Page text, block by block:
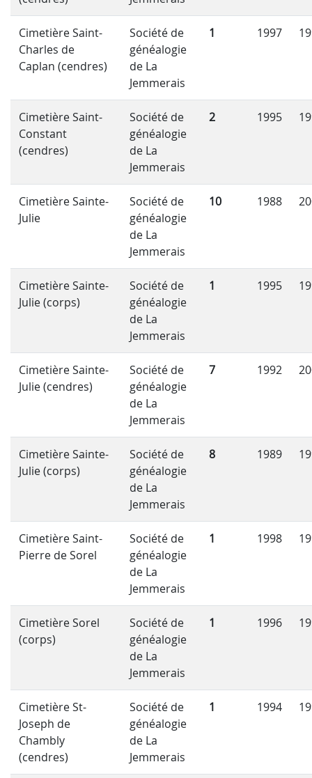
Cimetière Saint-
Charles de
Caplan (cendres)
Société de
généalogie
de La
Jemmerais
1 1997
Cimetière Saint-
Constant
(cendres)
Société de
généalogie
de La
Jemmerais
2 1995
Cimetière Sainte-
Julie
Société de
généalogie
de La
Jemmerais
10 1988
Cimetière Sainte-
Julie (corps)
Société de
généalogie
de La
Jemmerais
1 1995
Cimetière Sainte-
Julie (cendres)
Société de
généalogie
de La
Jemmerais
7 1992
Cimetière Sainte-
Julie (corps)
Société de
généalogie
de La
Jemmerais
8 1989
Cimetière Saint-
Pierre de Sorel
Société de
généalogie
de La
Jemmerais
1 1998
Cimetière Sorel
(corps)
Société de
généalogie
de La
Jemmerais
1 1996
Cimetière St-
Joseph de
Chambly
(cendres)
Société de
généalogie
de La
Jemmerais
1 1994